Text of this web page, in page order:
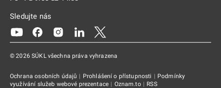
Sledujte nás
Odkaz se otevře na nové kartě
Odkaz se otevře na nové kartě
Odkaz se otevře na nové kartě
Odkaz se otevře na nové kartě
© 2026 SÚKL všechna práva vyhrazena
Ochrana osobních údajů | Prohlášení o přístupnosti | Podmínky
využívání služeb webové prezentace | Oznam.to | RSS